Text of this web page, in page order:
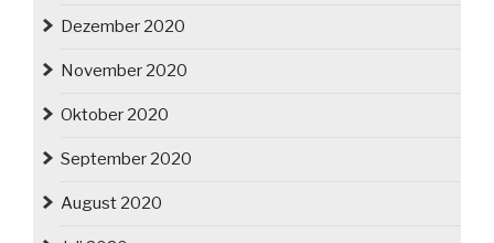
Dezember 2020
November 2020
Oktober 2020
September 2020
August 2020